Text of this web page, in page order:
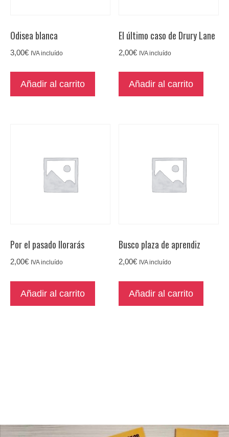
Odisea blanca
3,00€ IVA incluído
Añadir al carrito
El último caso de Drury Lane
2,00€ IVA incluído
Añadir al carrito
Por el pasado llorarás
2,00€ IVA incluído
Añadir al carrito
Busco plaza de aprendiz
2,00€ IVA incluído
Añadir al carrito